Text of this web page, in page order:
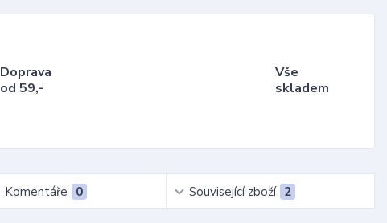
Doprava
od 59,-
Vše
skladem
Komentáře 0 Související zboží 2